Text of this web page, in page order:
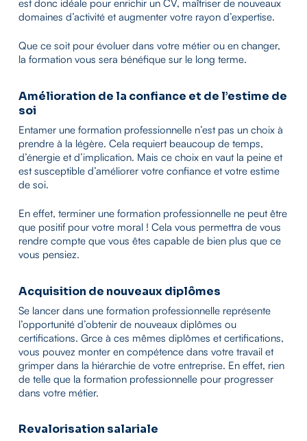
est donc idéale pour enrichir un CV, maîtriser de nouveaux
domaines d’activité et augmenter votre rayon d’expertise.
Que ce soit pour évoluer dans votre métier ou en changer,
la formation vous sera bénéfique sur le long terme.
Amélioration de la confiance et de l’estime de
soi
Entamer une formation professionnelle n’est pas un choix à
prendre à la légère. Cela requiert beaucoup de temps,
d’énergie et d’implication. Mais ce choix en vaut la peine et
est susceptible d’améliorer votre confiance et votre estime
de soi.
En effet, terminer une formation professionnelle ne peut être
que positif pour votre moral ! Cela vous permettra de vous
rendre compte que vous êtes capable de bien plus que ce
vous pensiez.
Acquisition de nouveaux diplômes
Se lancer dans une formation professionnelle représente
l’opportunité d’obtenir de nouveaux diplômes ou
certifications. Grce à ces mêmes diplômes et certifications,
vous pouvez monter en compétence dans votre travail et
grimper dans la hiérarchie de votre entreprise. En effet, rien
de telle que la formation professionnelle pour progresser
dans votre métier.
Revalorisation salariale